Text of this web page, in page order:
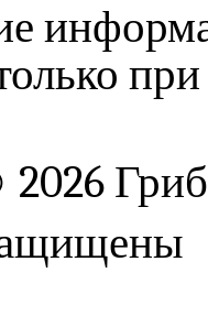
2026